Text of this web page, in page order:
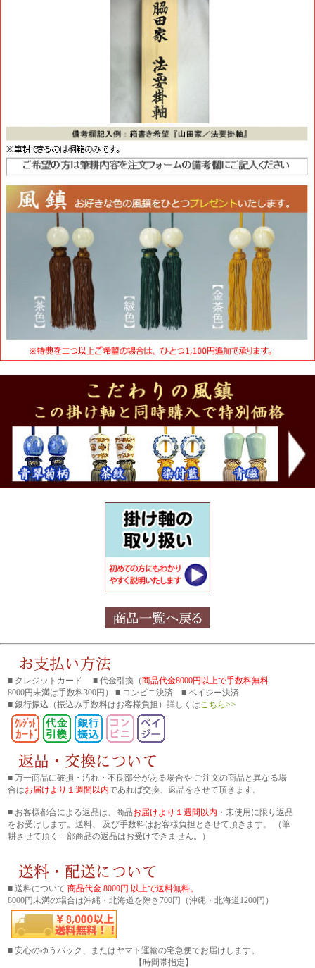
■ クレジットカード ■ 代金引換（商品代金8000円以上で手数料無料
8000円未満は手数料300円） ■ コンビニ決済 ■ ペイジー決済
■ 銀行振込 （振込み手数料はお客様負担）詳しくは こちら>>
■ 万一商品に破損・汚れ・不良部分がある場合や ご注文の商品と異なる場
合はお届けより１週間以内であれば交換、返品をさせて頂きます。
■ お客様都合による返品は、商品お届けより１週間以内 ・未使用に限り返品
をお受けします。送料、 及び手数料はお客様負担とさせて頂きます。 （筆
耕させて頂く一部商品の返品はお受けできません。）
■ 送料について 商品代金 8000円 以上で送料無料。
8000円未満の場合は沖縄・北海道を除き700円（沖縄・北海道1200円）
■ 安心のゆうパック、またはヤマト運輸の宅急便でお届けします。
【時間帯指定】